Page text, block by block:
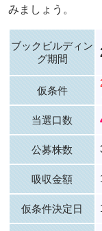
みましょう。
ブックビルディン
グ期間
仮条件
当選口数
公募株数
吸収金額
仮条件決定日